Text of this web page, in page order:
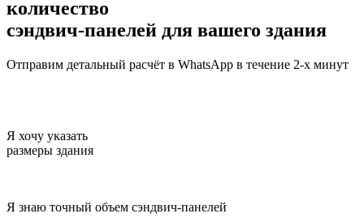
количество
сэндвич-панелей для вашего здания
Отправим детальный расчёт в WhatsApp в течение 2-х минут
Я хочу указать
размеры здания
Я знаю точный объем сэндвич-панелей